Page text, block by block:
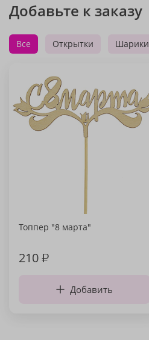
Добавьте к заказу
Все Открытки Шарики
Топпер "8 марта"
210₽
Добавить